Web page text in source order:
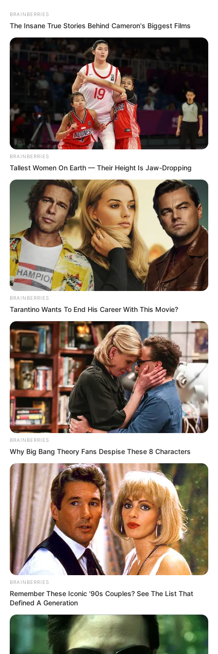
HOME
Home > Acs e ACE > Aposentadoria > Notícia >
PEC 14 ganha
força após diálogo direto com Lula e mobilização nacional dos ACS
e ACE.
PEC 14 ganha força após diálogo
direto com Lula e mobilização
nacional dos ACS e ACE.
09:06 Acs e ACE, Aposentadoria,Notícia
BRAINBERRIES
The Insane True Stories Behind Cameron's Biggest Films
BRAINBERRIES
Tallest Women On Earth — Their Height Is Jaw-Dropping
BRAINBERRIES
Tarantino Wants To End His Career With This Movie?
BRAINBERRIES
Why Big Bang Theory Fans Despise These 8 Characters
BRAINBERRIES
Remember These Iconic '90s Couples? See The List That
Defined A Generation